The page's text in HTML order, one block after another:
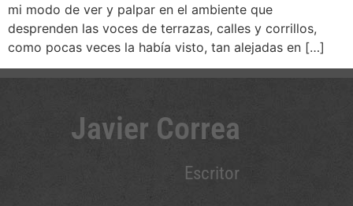
mi modo de ver y palpar en el ambiente que
desprenden las voces de terrazas, calles y corrillos,
como pocas veces la había visto, tan alejadas en […]
Javier Correa
Escritor